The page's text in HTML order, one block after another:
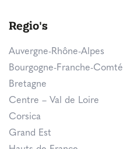
Regio's
Auvergne-Rhône-Alpes
Bourgogne-Franche-Comté
Bretagne
Centre – Val de Loire
Corsica
Grand Est